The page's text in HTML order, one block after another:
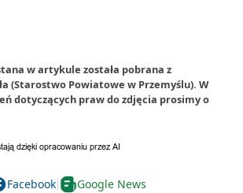
w artykule została pobrana z
(Starostwo Powiatowe w Przemyślu). W
dotyczących praw do zdjęcia prosimy o
Facebook Google News